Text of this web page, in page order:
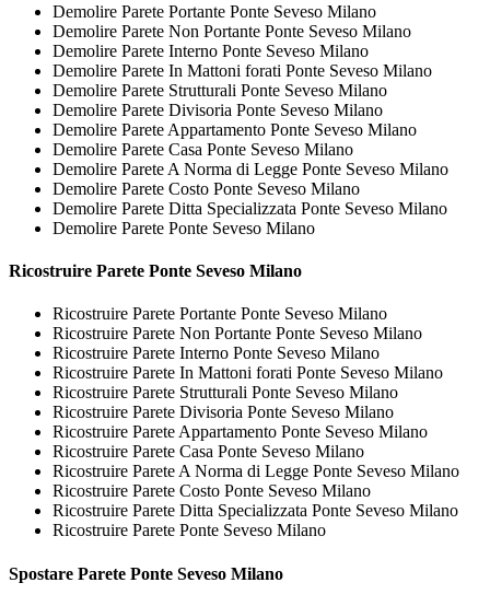
Demolire Parete Portante Ponte Seveso Milano
Demolire Parete Non Portante Ponte Seveso Milano
Demolire Parete Interno Ponte Seveso Milano
Demolire Parete In Mattoni forati Ponte Seveso Milano
Demolire Parete Strutturali Ponte Seveso Milano
Demolire Parete Divisoria Ponte Seveso Milano
Demolire Parete Appartamento Ponte Seveso Milano
Demolire Parete Casa Ponte Seveso Milano
Demolire Parete A Norma di Legge Ponte Seveso Milano
Demolire Parete Costo Ponte Seveso Milano
Demolire Parete Ditta Specializzata Ponte Seveso Milano
Demolire Parete Ponte Seveso Milano
Ricostruire Parete Ponte Seveso Milano
Ricostruire Parete Portante Ponte Seveso Milano
Ricostruire Parete Non Portante Ponte Seveso Milano
Ricostruire Parete Interno Ponte Seveso Milano
Ricostruire Parete In Mattoni forati Ponte Seveso Milano
Ricostruire Parete Strutturali Ponte Seveso Milano
Ricostruire Parete Divisoria Ponte Seveso Milano
Ricostruire Parete Appartamento Ponte Seveso Milano
Ricostruire Parete Casa Ponte Seveso Milano
Ricostruire Parete A Norma di Legge Ponte Seveso Milano
Ricostruire Parete Costo Ponte Seveso Milano
Ricostruire Parete Ditta Specializzata Ponte Seveso Milano
Ricostruire Parete Ponte Seveso Milano
Spostare Parete Ponte Seveso Milano